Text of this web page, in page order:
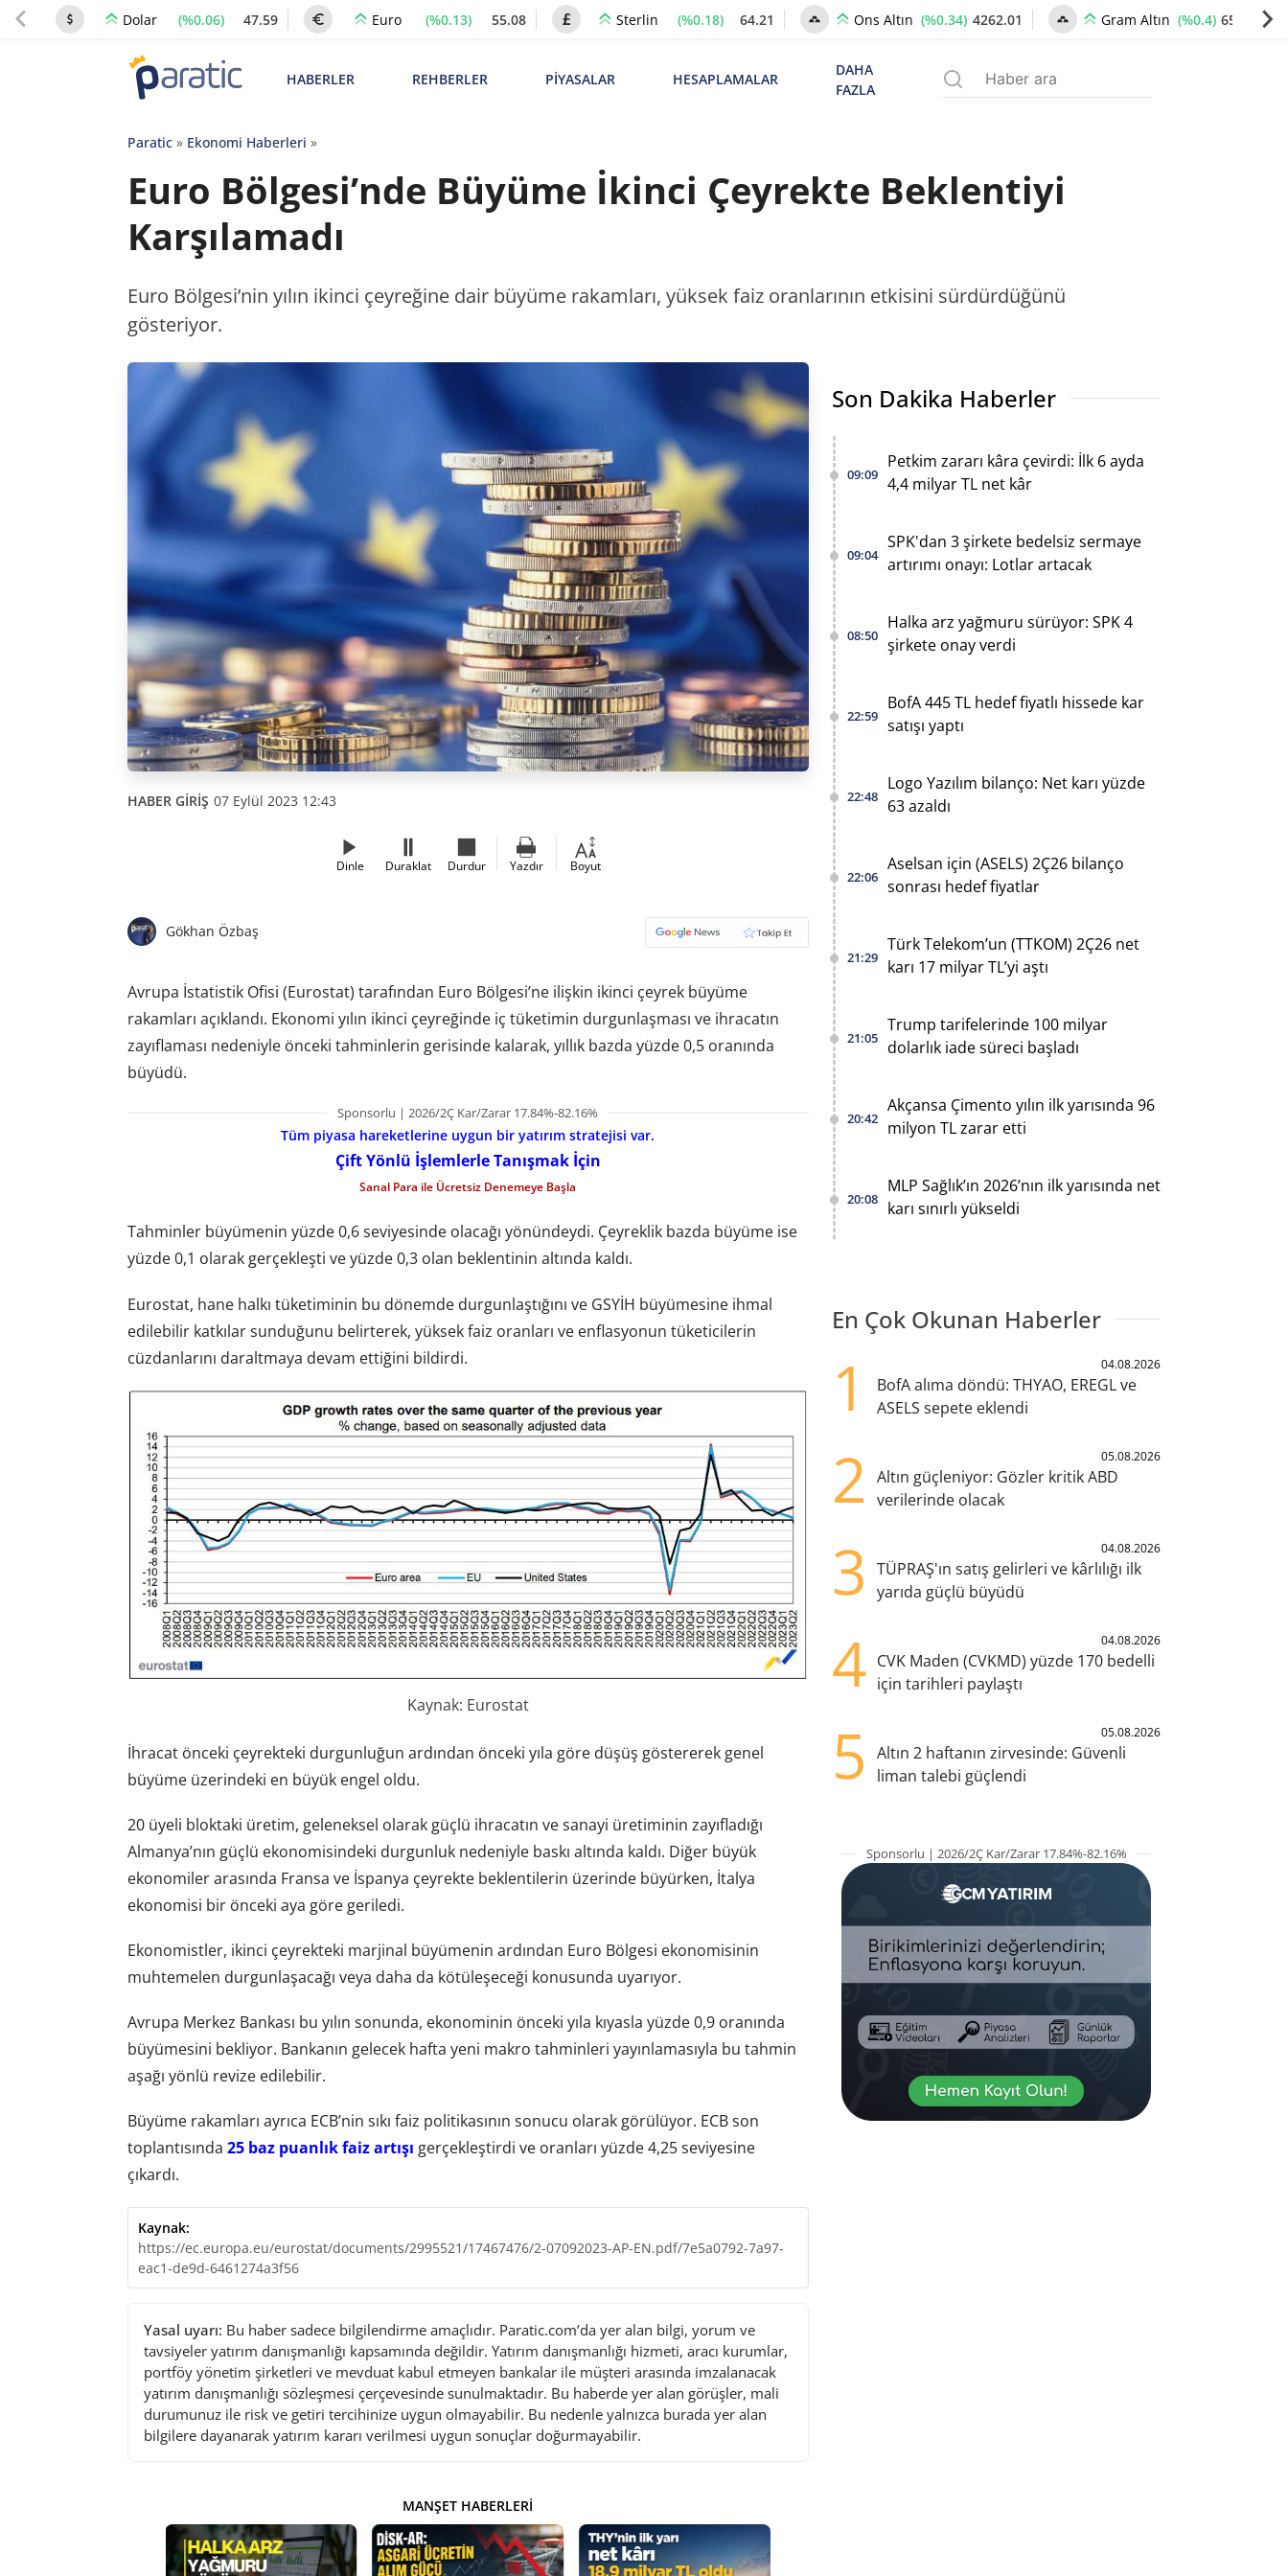
Dolar (%0.06) 47.59 Euro (%0.13) 55.08 Sterlin (%0.18) 64.21 Ons Altın (%0.34) 4262.01 Gram Altın (%0.4) 6522.13
HABERLER REHBERLER PİYASALAR HESAPLAMALAR
DAHA
FAZLA
Paratic» Ekonomi Haberleri »
Euro Bölgesi’nde Büyüme İkinci Çeyrekte Beklentiyi
Karşılamadı
Euro Bölgesi’nin yılın ikinci çeyreğine dair büyüme rakamları, yüksek faiz oranlarının etkisini sürdürdüğünü
gösteriyor.
HABER GİRİŞ 07 Eylül 2023 12:43
Dinle Duraklat Durdur Yazdır Boyut
Gökhan Özbaş
Avrupa İstatistik Ofisi (Eurostat) tarafından Euro Bölgesi’ne ilişkin ikinci çeyrek büyüme
rakamları açıklandı. Ekonomi yılın ikinci çeyreğinde iç tüketimin durgunlaşması ve ihracatın
zayıflaması nedeniyle önceki tahminlerin gerisinde kalarak, yıllık bazda yüzde 0,5 oranında
büyüdü.
Sponsorlu | 2026/2Ç Kar/Zarar 17.84%-82.16%
Tüm piyasa hareketlerine uygun bir yatırım stratejisi var.
Çift Yönlü İşlemlerle Tanışmak İçin
Sanal Para ile Ücretsiz Denemeye Başla
Tahminler büyümenin yüzde 0,6 seviyesinde olacağı yönündeydi. Çeyreklik bazda büyüme ise
yüzde 0,1 olarak gerçekleşti ve yüzde 0,3 olan beklentinin altında kaldı.
Eurostat, hane halkı tüketiminin bu dönemde durgunlaştığını ve GSYİH büyümesine ihmal
edilebilir katkılar sunduğunu belirterek, yüksek faiz oranları ve enflasyonun tüketicilerin
cüzdanlarını daraltmaya devam ettiğini bildirdi.
Kaynak: Eurostat
İhracat önceki çeyrekteki durgunluğun ardından önceki yıla göre düşüş göstererek genel
büyüme üzerindeki en büyük engel oldu.
20 üyeli bloktaki üretim, geleneksel olarak güçlü ihracatın ve sanayi üretiminin zayıfladığı
Almanya’nın güçlü ekonomisindeki durgunluk nedeniyle baskı altında kaldı. Diğer büyük
ekonomiler arasında Fransa ve İspanya çeyrekte beklentilerin üzerinde büyürken, İtalya
ekonomisi bir önceki aya göre geriledi.
Ekonomistler, ikinci çeyrekteki marjinal büyümenin ardından Euro Bölgesi ekonomisinin
muhtemelen durgunlaşacağı veya daha da kötüleşeceği konusunda uyarıyor.
Avrupa Merkez Bankası bu yılın sonunda, ekonominin önceki yıla kıyasla yüzde 0,9 oranında
büyümesini bekliyor. Bankanın gelecek hafta yeni makro tahminleri yayınlamasıyla bu tahmin
aşağı yönlü revize edilebilir.
Büyüme rakamları ayrıca ECB’nin sıkı faiz politikasının sonucu olarak görülüyor. ECB son
toplantısında 25 baz puanlık faiz artışı gerçekleştirdi ve oranları yüzde 4,25 seviyesine
çıkardı.
Kaynak:
https://ec.europa.eu/eurostat/documents/2995521/17467476/2-07092023-AP-EN.pdf/7e5a0792-7a97-
eac1-de9d-6461274a3f56
Yasal uyarı: Bu haber sadece bilgilendirme amaçlıdır. Paratic.com’da yer alan bilgi, yorum ve
tavsiyeler yatırım danışmanlığı kapsamında değildir. Yatırım danışmanlığı hizmeti, aracı kurumlar,
portföy yönetim şirketleri ve mevduat kabul etmeyen bankalar ile müşteri arasında imzalanacak
yatırım danışmanlığı sözleşmesi çerçevesinde sunulmaktadır. Bu haberde yer alan görüşler, mali
durumunuz ile risk ve getiri tercihinize uygun olmayabilir. Bu nedenle yalnızca burada yer alan
bilgilere dayanarak yatırım kararı verilmesi uygun sonuçlar doğurmayabilir.
MANŞET HABERLERI
Son Dakika Haberler
09:09
Petkim zararı kâra çevirdi: İlk 6 ayda
4,4 milyar TL net kâr
09:04
SPK'dan 3 şirkete bedelsiz sermaye
artırımı onayı: Lotlar artacak
08:50
Halka arz yağmuru sürüyor: SPK 4
şirkete onay verdi
22:59
BofA 445 TL hedef fiyatlı hissede kar
satışı yaptı
22:48
Logo Yazılım bilanço: Net karı yüzde
63 azaldı
22:06
Aselsan için (ASELS) 2Ç26 bilanço
sonrası hedef fiyatlar
21:29
Türk Telekom’un (TTKOM) 2Ç26 net
karı 17 milyar TL’yi aştı
21:05
Trump tarifelerinde 100 milyar
dolarlık iade süreci başladı
20:42
Akçansa Çimento yılın ilk yarısında 96
milyon TL zarar etti
20:08
MLP Sağlık’ın 2026’nın ilk yarısında net
karı sınırlı yükseldi
En Çok Okunan Haberler
1 04.08.2026
BofA alıma döndü: THYAO, EREGL ve
ASELS sepete eklendi
2 05.08.2026
Altın güçleniyor: Gözler kritik ABD
verilerinde olacak
3 04.08.2026
TÜPRAŞ'ın satış gelirleri ve kârlılığı ilk
yarıda güçlü büyüdü
4 04.08.2026
CVK Maden (CVKMD) yüzde 170 bedelli
için tarihleri paylaştı
5 05.08.2026
Altın 2 haftanın zirvesinde: Güvenli
liman talebi güçlendi
Sponsorlu | 2026/2Ç Kar/Zarar 17.84%-82.16%